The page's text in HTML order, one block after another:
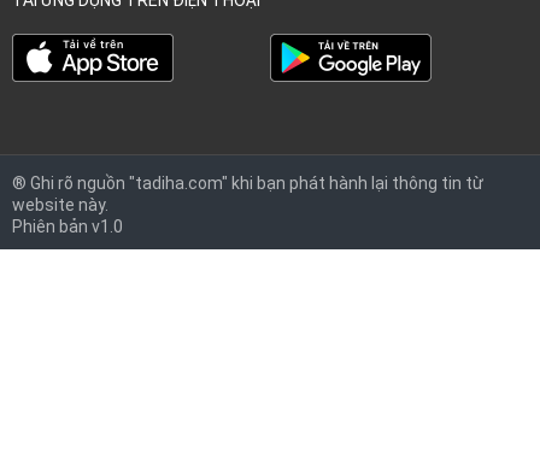
® Ghi rõ nguồn "tadiha.com" khi bạn phát hành lại thông tin từ
website này.
Phiên bản v1.0